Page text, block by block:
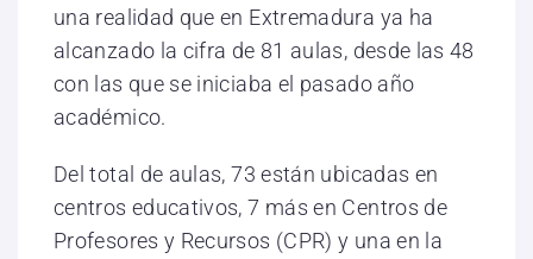
una realidad que en Extremadura ya ha
alcanzado la cifra de 81 aulas, desde las 48
con las que se iniciaba el pasado año
académico.
Del total de aulas, 73 están ubicadas en
centros educativos, 7 más en Centros de
Profesores y Recursos (CPR) y una en la